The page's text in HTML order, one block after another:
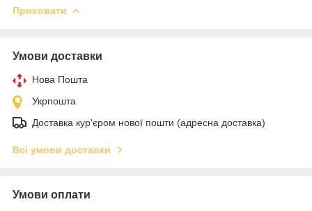
Приховати
Умови доставки
Нова Пошта
Укрпошта
Доставка кур'єром нової пошти (адресна доставка)
Всі умови доставки
Умови оплати